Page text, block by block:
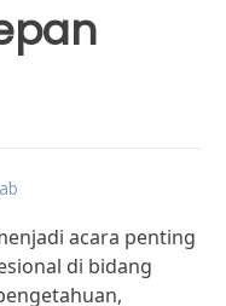
acara penting
di bidang